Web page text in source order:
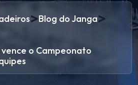
>Blog do Janga>
o Campeonato